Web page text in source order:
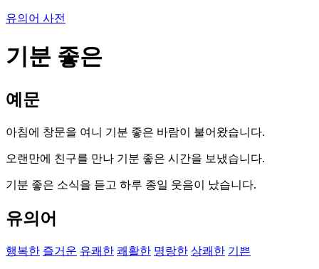
유의어 사전
기분 좋은
예문
아침에 창문을 여니 기분 좋은 바람이 불어왔습니다.
오랜만에 친구를 만나 기분 좋은 시간을 보냈습니다.
기분 좋은 소식을 듣고 하루 종일 웃음이 났습니다.
유의어
행복한 즐거운 유쾌한 쾌활한 명랑한 상쾌한 기쁜